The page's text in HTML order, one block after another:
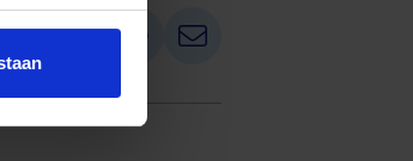
Deel op LinkedInDeel via Whatsapp
Deel via email